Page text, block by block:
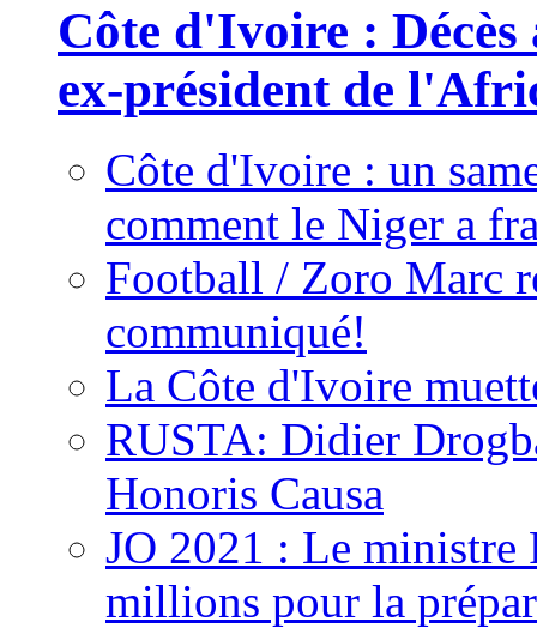
Côte d'Ivoire :
ex-président de
Côte d'Ivoire : un
comment le Niger a
Football / Zoro Marc
communiqué!
La Côte d'Ivoire
RUSTA: Didier
Honoris Causa
JO 2021 : Le ministre
millions pour la